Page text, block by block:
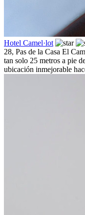
Hotel Camel·lot
28, Pas de la Casa El
tan solo 25 metros a pie
ubicación inmejorable